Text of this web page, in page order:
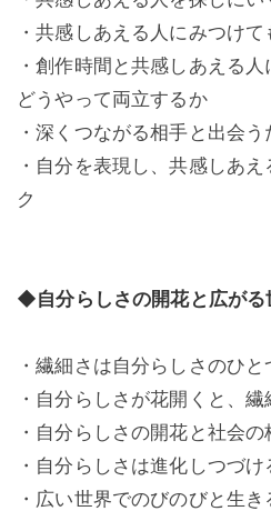
・共感しあえる人にみつけて
・創作時間と共感しあえる人
どうやって両立するか
・深くつながる相手と出
・自分を表現し、共感しあ
ク
◆自分らしさの開花と広がる
・繊細さは自分らしさのひと
・自分らしさが花開くと、
・自分らしさの開花と社会の
・自分らしさは進化しつづけ
・広い世界でのびのびと生き